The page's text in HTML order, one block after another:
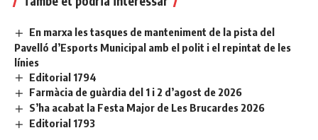
En marxa les tasques de manteniment de la pista del
Pavelló d’Esports Municipal amb el polit i el repintat de les
línies
Editorial 1794
Farmàcia de guàrdia del 1 i 2 d’agost de 2026
S’ha acabat la Festa Major de Les Brucardes 2026
Editorial 1793